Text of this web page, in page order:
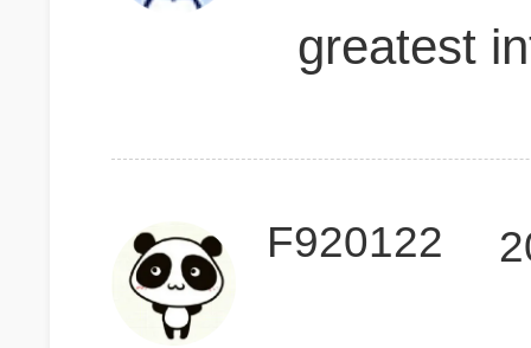
greatest
F920122